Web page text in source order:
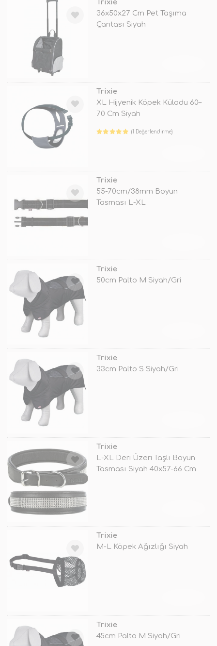
Trixie
36x50x27 Cm Pet Taşıma
Çantası Siyah
Trixie
XL Hijyenik Köpek Külodu 60–
70 Cm Siyah
(1 Değerlendirme)
Trixie
55-70cm/38mm Boyun
Tasması L-XL
Trixie
50cm Palto M Siyah/Gri
Trixie
33cm Palto S Siyah/Gri
Trixie
L-XL Deri Üzeri Taşlı Boyun
Tasması Siyah 40x57-66 Cm
Trixie
M-L Köpek Ağızlığı Siyah
Trixie
45cm Palto M Siyah/Gri